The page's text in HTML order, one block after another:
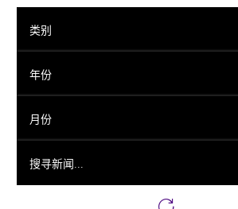
类别
年份
月份